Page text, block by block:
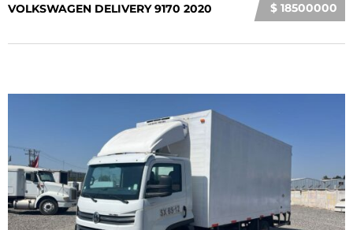
$ 18500000
VOLKSWAGEN DELIVERY 9170 2020